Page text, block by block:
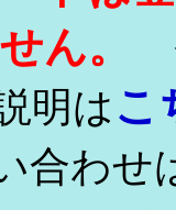
ん。
明はこ
合わせ